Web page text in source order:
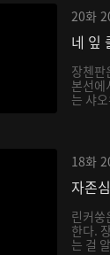
20화
네 잎
장첸판
본선에
는 샤
18화
자존심
린커쑹
한다.
는 걸